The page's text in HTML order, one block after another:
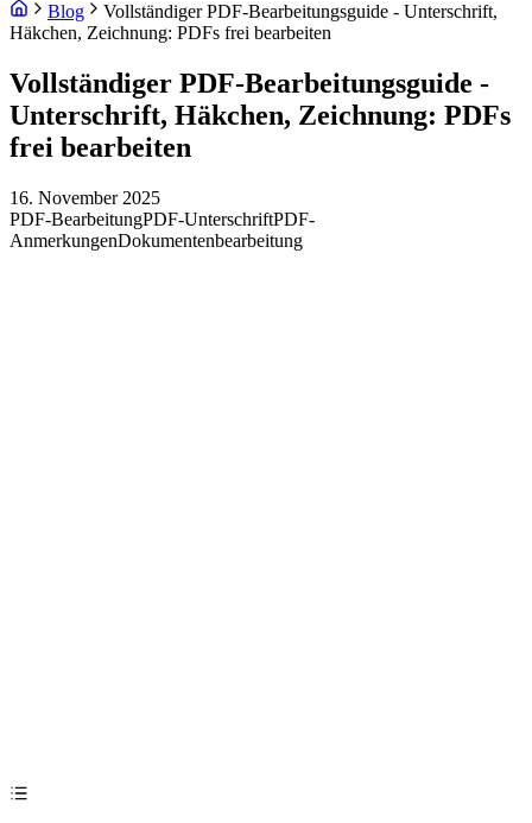
Blog
Vollständiger PDF-Bearbeitungsguide - Unterschrift,
Häkchen, Zeichnung: PDFs frei bearbeiten
Vollständiger PDF-Bearbeitungsguide -
Unterschrift, Häkchen, Zeichnung: PDFs
frei bearbeiten
16. November 2025
PDF-BearbeitungPDF-UnterschriftPDF-
AnmerkungenDokumentenbearbeitung